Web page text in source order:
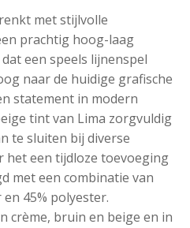
met stijlvolle
prachtig hoog-laag
een speels lijnenspel
naar de huidige grafische
statement in modern
tint van Lima zorgvuldig
te sluiten bij diverse
een tijdloze toevoeging
met een combinatie van
45% polyester.
crème, bruin en beige en in